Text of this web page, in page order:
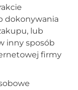
dokonywania
lub
inny sposób
firmy